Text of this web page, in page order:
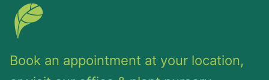
Book an appointment at your location,